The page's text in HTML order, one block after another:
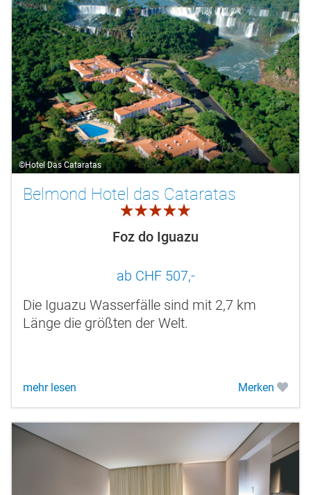
©Hotel Das Cataratas
Belmond Hotel das Cataratas
5.0
Foz do Iguazu
ab CHF 507,-
Die Iguazu Wasserfälle sind mit 2,7 km
Länge die größten der Welt.
mehr lesen Merken